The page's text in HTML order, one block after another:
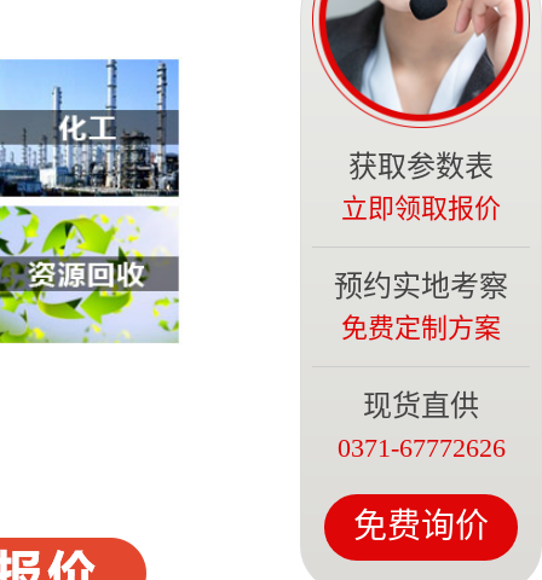
分钟前
分钟前
5分钟前
获取参数表
立即领取报价
预约实地考察
免费定制方案
现货直供
0371-67772626
免费询价